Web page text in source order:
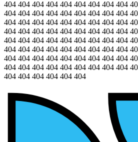
404 404 404 404 404 404 404 404 404
404 404 404 404 404 404 404 404 404
404 404 404 404 404 404 404 404 404
404 404 404 404 404 404 404 404 404
404 404 404 404 404 404 404 404 404
404 404 404 404 404 404 404 404 404
404 404 404 404 404 404 404 404 404
404 404 404 404 404 404 404 404 404
404 404 404 404 404 404